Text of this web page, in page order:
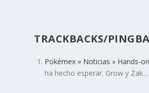
TRACKBACKS/
Pokémex » Noticias » Hands-
ha hecho esperar. Grow y Zak…